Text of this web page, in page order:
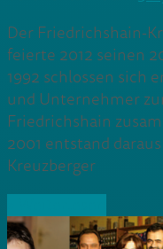
Der Friedrichshain-
feierte 2012 seinen
1992 schlossen sich
und Unternehmer
Friedrichshain
2001 entstand
Kreuzberger